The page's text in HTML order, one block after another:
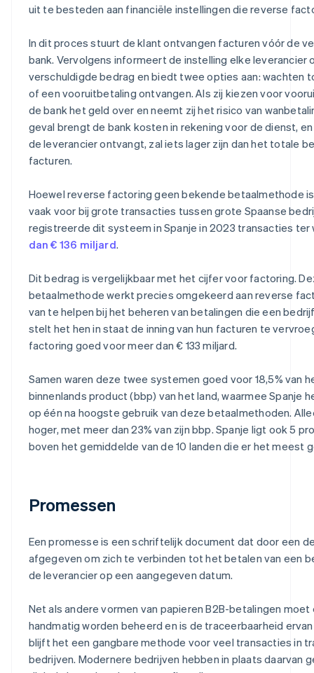
uit te besteden aan financiële instellingen die reverse
In dit proces stuurt de klant ontvangen facturen vóór de
bank. Vervolgens informeert de instelling elke leverancier
verschuldigde bedrag en biedt twee opties aan: wachten
of een vooruitbetaling ontvangen. Als zij kiezen voor
de bank het geld over en neemt zij het risico van
geval brengt de bank kosten in rekening voor de dienst,
de leverancier ontvangt, zal iets lager zijn dan het totale
facturen.
Hoewel reverse factoring geen bekende betaalmethode
vaak voor bij grote transacties tussen grote Spaanse
registreerde dit systeem in Spanje in 2023 transacties ter
dan € 136 miljard.
Dit bedrag is vergelijkbaar met het cijfer voor factoring.
betaalmethode werkt precies omgekeerd aan reverse
van te helpen bij het beheren van betalingen die een
stelt het hen in staat de inning van hun facturen te
factoring goed voor meer dan € 133 miljard.
Samen waren deze twee systemen goed voor 18,5% van
binnenlands product (bbp) van het land, waarmee Spanje
op één na hoogste gebruik van deze betaalmethoden.
hoger, met meer dan 23% van zijn bbp. Spanje ligt ook 5
boven het gemiddelde van de 10 landen die er het meest
Promessen
Een promesse is een schriftelijk document dat door een
afgegeven om zich te verbinden tot het betalen van een
de leverancier op een aangegeven datum.
Net als andere vormen van papieren B2B-betalingen
handmatig worden beheerd en is de traceerbaarheid
blijft het een gangbare methode voor veel transacties in
bedrijven. Modernere bedrijven hebben in plaats daarvan